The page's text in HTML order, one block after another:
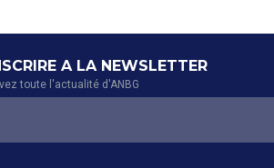
A LA NEWSLETTER
toute l'actualité d'ANBG